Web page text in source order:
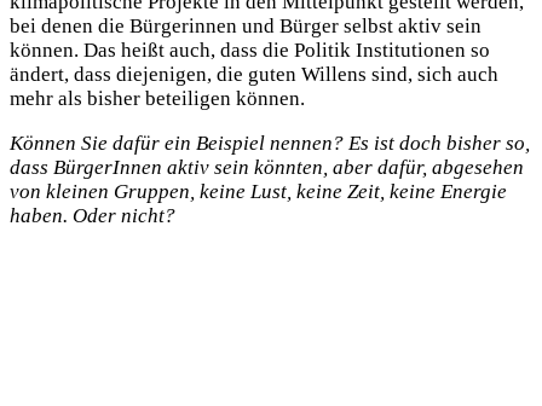
bei denen die Bürgerinnen und Bürger selbst aktiv sein
können. Das heißt auch, dass die Politik Institutionen so
ändert, dass diejenigen, die guten Willens sind, sich auch
mehr als bisher beteiligen können.
Können Sie dafür ein Beispiel nennen? Es ist doch bisher so,
dass BürgerInnen aktiv sein könnten, aber dafür, abgesehen
von kleinen Gruppen, keine Lust, keine Zeit, keine Energie
haben. Oder nicht?